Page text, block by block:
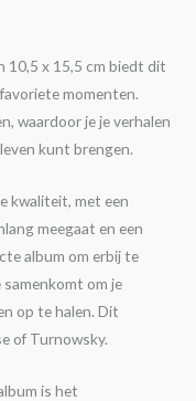
10,5 x 15,5 cm biedt dit
momenten.
waardoor je je verhalen
kunt brengen.
kwaliteit, met een
meegaat en een
album om erbij te
samenkomt om je
op te halen. Dit
of Turnowsky.
is het